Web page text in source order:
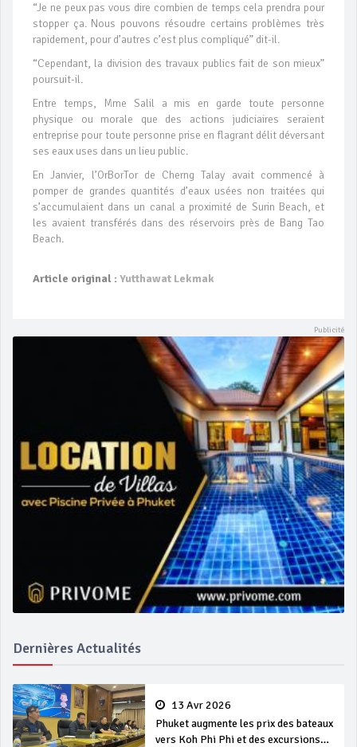
“Je ne peux pas vous dire combien de temps cela prendra pour
stopper ça. Nous pouvons résoudre certains problèmes très
rapidement, pour d’autres c’est plus compliqué” dit-il.
“Cependant, la division des travaux publics fait de son mieux”
poursuit-il.
Entre temps, Mme Salil a mis en garde toute personne
physique ou morale que des actions judiciaires seraient
entreprise pour toute personne prise en flagrant délit déversant
ses eaux uses dans un lieu public.
En Janvier, l’OrBorTor de Cherng Talay avait commencé à
pomper de grandes quantités d’eaux usées non traitées qui
s’accumulaient dans un canal a proximité de Surin Beach, et
les avaient transférés dans des réservoirs près de Bang Tao
Beach.
Article original : Yutthawat Lekmak
Dernières Actualités
13 Avr 2026
Phuket augmente les prix des bateaux
vers Koh Phi Phi et des excursions